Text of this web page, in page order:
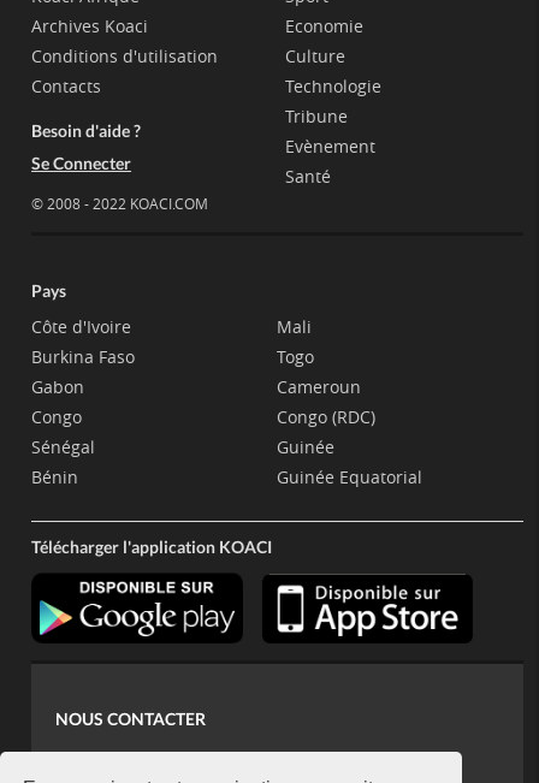
Archives Koaci
Conditions d'utilisation
Contacts
Besoin d'aide ?
Se Connecter
© 2008 - 2022 KOACI.COM
Economie
Culture
Technologie
Tribune
Evènement
Santé
Pays
Côte d'Ivoire
Burkina Faso
Gabon
Congo
Sénégal
Bénin
Mali
Togo
Cameroun
Congo (RDC)
Guinée
Guinée Equatorial
Télécharger l'application KOACI
NOUS CONTACTER